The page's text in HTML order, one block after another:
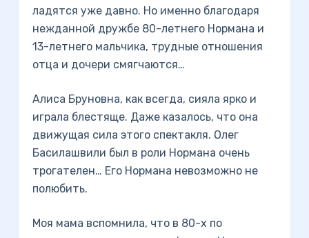
ладятся уже давно. Но именно благодаря
нежданной дружбе 80-летнего Нормана и
13-летнего мальчика, трудные отношения
отца и дочери смягчаются…
Алиса Бруновна, как всегда, сияла ярко и
играла блестяще. Даже казалось, что она
движущая сила этого спектакля. Олег
Басилашвили был в роли Нормана очень
трогателен… Его Нормана невозможно не
полюбить.
Моя мама вспомнила, что в 80-х по